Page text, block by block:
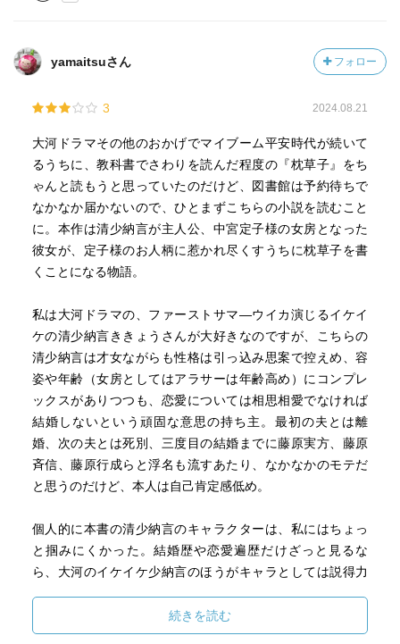
われて、切ないですね。
宮中で多くの人が続きを待ち望んだ『源氏物語』
定子が読み、苦しい生活の中で笑みを浮かべたと言われる
どちらにも価値があり、どちらの妃も辛い日々を送ってい
たと読み終えたときに思っていました。
この作品では淡々と、静かに語られていく日々が愛おしい
と思わせてくれるものでした。だからこそ、歴史に翻弄さ
れた一人の女性の生涯が胸を打つのでしょう。
yamaitsuさん フォロー
3 2024.08.21
大河ドラマその他のおかげでマイブーム平安時代が続いて
るうちに、教科書でさわりを読んだ程度の『枕草子』をち
ゃんと読もうと思っていたのだけど、図書館は予約待ちで
なかなか届かないので、ひとまずこちらの小説を読むこと
に。本作は清少納言が主人公、中宮定子様の女房となった
彼女が、定子様のお人柄に惹かれ尽くすうちに枕草子を書
くことになる物語。
私は大河ドラマの、ファーストサマ―ウイカ演じるイケイ
ケの清少納言ききょうさんが大好きなのですが、こちらの
清少納言は才女ながらも性格は引っ込み思案で控えめ、容
姿や年齢（女房としてはアラサーは年齢高め）にコンプレ
ックスがありつつも、恋愛については相思相愛でなければ
結婚しないという頑固な意思の持ち主。最初の夫とは離
婚、次の夫とは死別、三度目の結婚までに藤原実方、藤原
斉信、藤原行成らと浮名も流すあたり、なかなかのモテだ
と思うのだけど、本人は自己肯定感低め。
個人的に本書の清少納言のキャラクターは、私にはちょっ
と掴みにくかった。結婚歴や恋愛遍歴だけざっと見るな
ら、大河のイケイケ少納言のほうがキャラとしては説得力
み思案。無論そういう内向的な面がなければ、書物を書く
ことはできなかろうとは思う反面、彼女のうじうじいじい
続きを読む